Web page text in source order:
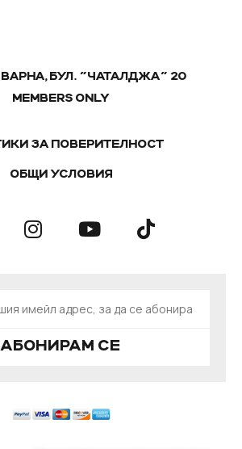
ВАРНА, БУЛ. "ЧАТАЛДЖА" 20
MEMBERS ONLY
ЗА ПОВЕРИТЕЛНОСТ
ОБЩИ УСЛОВИЯ
АБОНИРАМ СЕ